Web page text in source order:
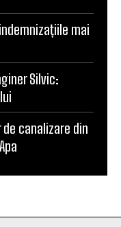
mai
Silvic:
canalizare din